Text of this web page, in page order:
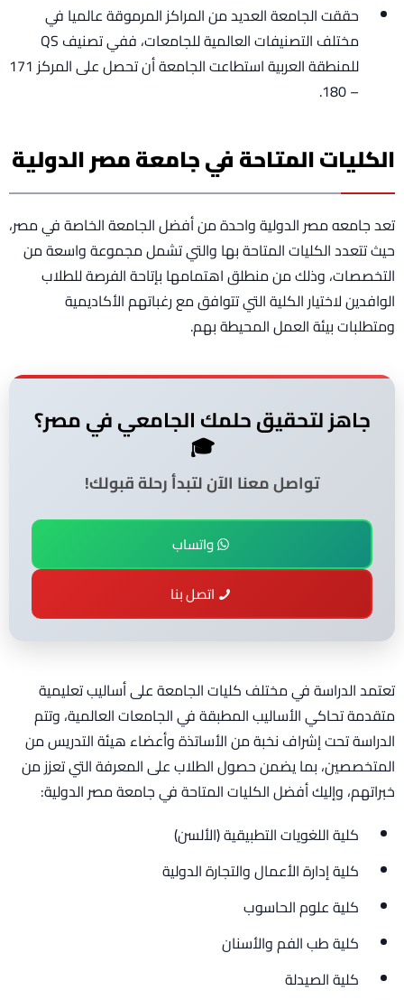
حققت الجامعة العديد من المراكز المرموقة عالميا في
مختلف التصنيفات العالمية للجامعات، ففي تصنيف QS
للمنطقة العربية استطاعت الجامعة أن تحصل على المركز 171
– 180.
الكليات المتاحة في جامعة مصر الدولية
تعد جامعه مصر الدولية واحدة من أفضل الجامعة الخاصة في مصر،
حيث تتعدد الكليات المتاحة بها والتي تشمل مجموعة واسعة من
التخصصات، وذلك من منطلق اهتمامها بإتاحة الفرصة للطلاب
الوافدين لاختيار الكلية التي تتوافق مع رغباتهم الأكاديمية
ومتطلبات بيئة العمل المحيطة بهم.
جاهز لتحقيق حلمك الجامعي في مصر؟
🎓
تواصل معنا الآن لتبدأ رحلة قبولك!
واتساب
اتصل بنا
تعتمد الدراسة في مختلف كليات الجامعة على أساليب تعليمية
متقدمة تحاكي الأساليب المطبقة في الجامعات العالمية، وتتم
الدراسة تحت إشراف نخبة من الأساتذة وأعضاء هيئة التدريس من
المتخصصين، بما يضمن حصول الطلاب على المعرفة التي تعزز من
خبراتهم، وإليك أفضل الكليات المتاحة في جامعة مصر الدولية:
كلية اللغويات التطبيقية (الألسن)
كلية إدارة الأعمال والتجارة الدولية
كلية علوم الحاسوب
كلية طب الفم والأسنان
كلية الصيدلة